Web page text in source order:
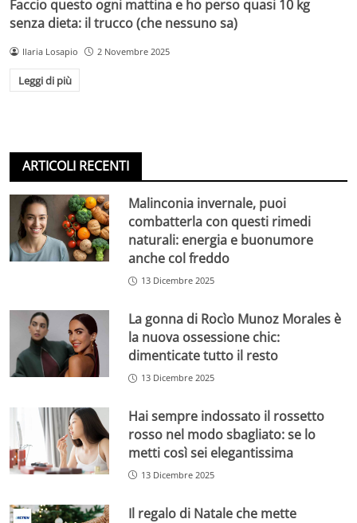
Faccio questo ogni mattina e ho perso quasi 10 kg
senza dieta: il trucco (che nessuno sa)
Ilaria Losapio 2 Novembre 2025
Leggi di più
ARTICOLI RECENTI
Malinconia invernale, puoi
combatterla con questi rimedi
naturali: energia e buonumore
anche col freddo
13 Dicembre 2025
La gonna di Rocìo Munoz Morales è
la nuova ossessione chic:
dimenticate tutto il resto
13 Dicembre 2025
Hai sempre indossato il rossetto
rosso nel modo sbagliato: se lo
metti così sei elegantissima
13 Dicembre 2025
Il regalo di Natale che mette